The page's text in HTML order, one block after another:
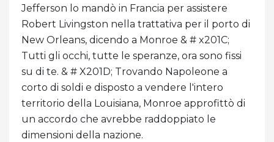
Jefferson lo mandò in Francia per assistere
Robert Livingston nella trattativa per il porto di
New Orleans, dicendo a Monroe & # x201C;
Tutti gli occhi, tutte le speranze, ora sono fissi
su di te. & # X201D; Trovando Napoleone a
corto di soldi e disposto a vendere l'intero
territorio della Louisiana, Monroe approfittò di
un accordo che avrebbe raddoppiato le
dimensioni della nazione.